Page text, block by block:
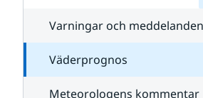
Varningar och meddelanden
Väderprognos
Meteorologens kommentar